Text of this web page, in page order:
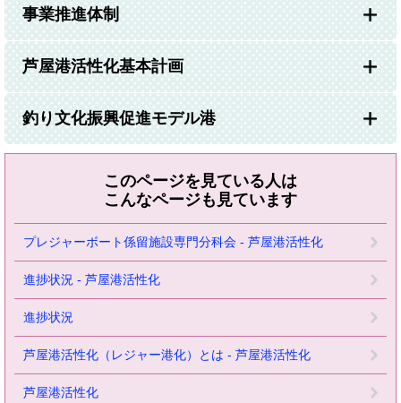
事業推進体制
芦屋港活性化基本計画
釣り文化振興促進モデル港
このページを見ている人は
こんなページも見ています
プレジャーボート係留施設専門分科会 - 芦屋港活性化
進捗状況 - 芦屋港活性化
進捗状況
芦屋港活性化（レジャー港化）とは - 芦屋港活性化
芦屋港活性化